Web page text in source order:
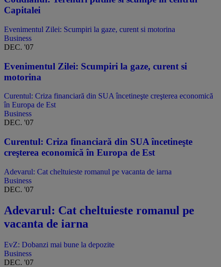
Capitalei
Evenimentul Zilei: Scumpiri la gaze, curent si motorina
Business
DEC. '07
Evenimentul Zilei: Scumpiri la gaze, curent si
motorina
Curentul: Criza financiară din SUA încetineşte creşterea economică
în Europa de Est
Business
DEC. '07
Curentul: Criza financiară din SUA încetineşte
creşterea economică în Europa de Est
Adevarul: Cat cheltuieste romanul pe vacanta de iarna
Business
DEC. '07
Adevarul: Cat cheltuieste romanul pe
vacanta de iarna
EvZ: Dobanzi mai bune la depozite
Business
DEC. '07